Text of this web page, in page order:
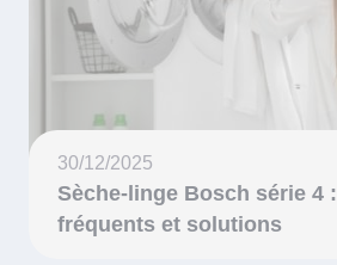
30/12/2025
Sèche-linge Bosch série 4
fréquents et solutions